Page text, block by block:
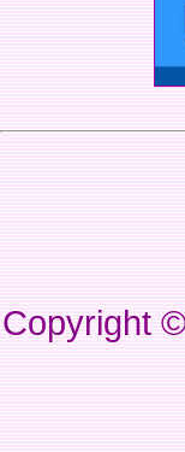
Copyright